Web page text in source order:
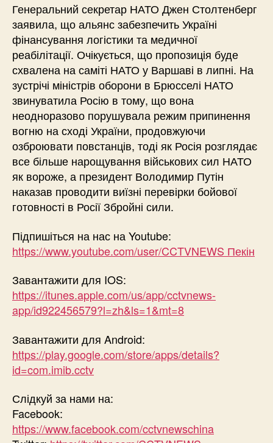
Генеральний секретар НАТО Джен Столтенберг
заявила, що альянс забезпечить Україні
фінансування логістики та медичної
реабілітації. Очікується, що пропозиція буде
схвалена на саміті НАТО у Варшаві в липні. На
зустрічі міністрів оборони в Брюсселі НАТО
звинуватила Росію в тому, що вона
неодноразово порушувала режим припинення
вогню на сході України, продовжуючи
озброювати повстанців, тоді як Росія розглядає
все більше нарощування військових сил НАТО
як вороже, а президент Володимир Путін
наказав проводити виїзні перевірки бойової
готовності в Росії Збройні сили.
Підпишіться на нас на Youtube:
https://www.youtube.com/user/CCTVNEWS Пекін
Завантажити для IOS:
https://itunes.apple.com/us/app/cctvnews-
app/id922456579?l=zh&ls=1&mt=8
Завантажити для Android:
https://play.google.com/store/apps/details?
id=com.imib.cctv
Слідкуй за нами на:
Facebook:
https://www.facebook.com/cctvnewschina